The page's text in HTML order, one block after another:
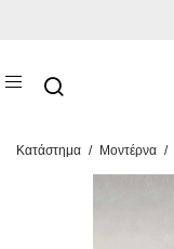
Κατάστημα / Μοντέρνα /